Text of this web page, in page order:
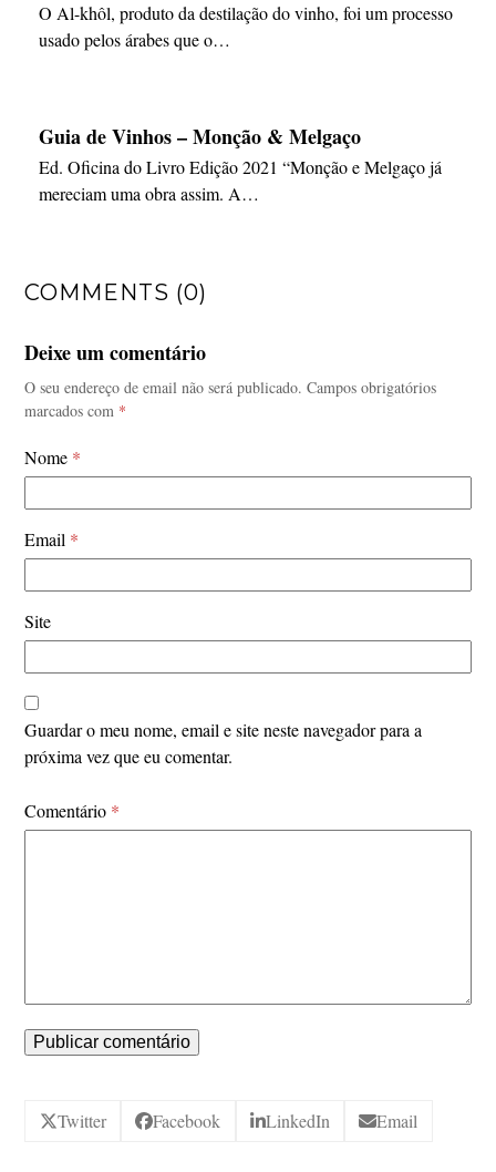
O Al-khôl, produto da destilação do vinho, foi um processo
usado pelos árabes que o…
Guia de Vinhos – Monção & Melgaço
Ed. Oficina do Livro Edição 2021 “Monção e Melgaço já
mereciam uma obra assim. A…
COMMENTS (0)
Deixe um comentário
O seu endereço de email não será publicado. Campos obrigatórios
marcados com *
Nome *
Email *
Site
Guardar o meu nome, email e site neste navegador para a
próxima vez que eu comentar.
Comentário *
Twitter Facebook LinkedIn Email